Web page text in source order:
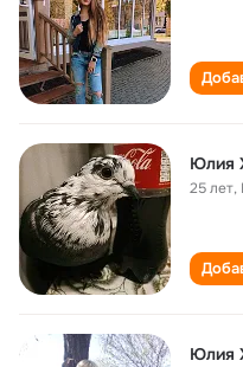
Юлия
25 лет,
Юлия